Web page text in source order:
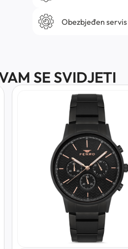
Obezbjeđen servis
SE SVIDJETI